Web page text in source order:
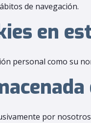
de navegación.
en
personal como su
por